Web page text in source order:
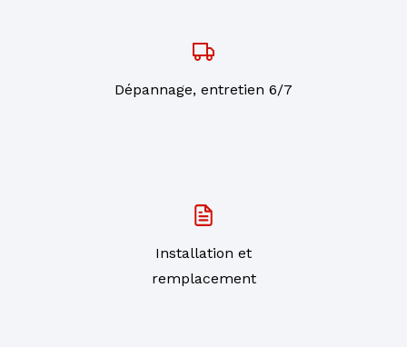
Dépannage, entretien 6/7
Installation et
remplacement